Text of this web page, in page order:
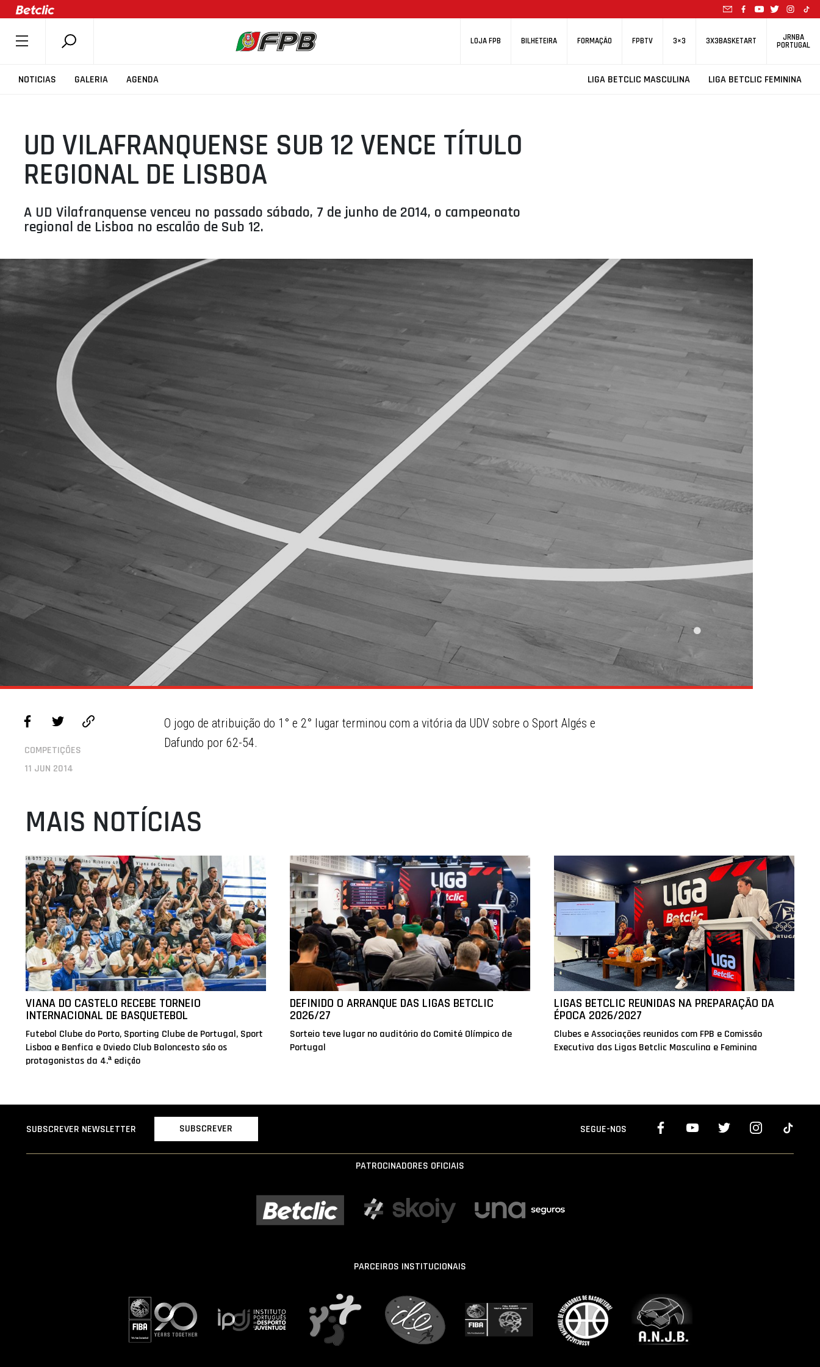
LOJA FPB BILHETEIRA FORMAÇÃO FPBTV 3×3 3X3BASKETART JRNBA
PORTUGAL
NOTICIAS GALERIA AGENDA LIGA BETCLIC MASCULINA LIGA BETCLIC FEMININA
SOBRE A FPB
COMPETIÇÕES
ASSOCIAÇÕES
CLUBES
AGENTES
AGENDA
MINIBASQUETE
ÁREA TÉCNICA
PROJETOS
UD VILAFRANQUENSE SUB 12 VENCE TÍTULO
REGIONAL DE LISBOA
A UD Vilafranquense venceu no passado sábado, 7 de junho de 2014, o campeonato
regional de Lisboa no escalão de Sub 12.
COMPETIÇÕES
11 JUN 2014
O jogo de atribuição do 1° e 2° lugar terminou com a vitória da UDV sobre o Sport Algés e
Dafundo por 62-54.
MAIS NOTÍCIAS
VIANA DO CASTELO RECEBE TORNEIO
INTERNACIONAL DE BASQUETEBOL
Futebol Clube do Porto, Sporting Clube de Portugal, Sport
Lisboa e Benfica e Oviedo Club Baloncesto são os
protagonistas da 4.ª edição
DEFINIDO O ARRANQUE DAS LIGAS BETCLIC
2026/27
Sorteio teve lugar no auditório do Comité Olímpico de
Portugal
LIGAS BETCLIC REUNIDAS NA PREPARAÇÃO DA
ÉPOCA 2026/2027
Clubes e Associações reunidos com FPB e Comissão
Executiva das Ligas Betclic Masculina e Feminina
SUBSCREVER NEWSLETTER SUBSCREVER SEGUE-NOS
PATROCINADORES OFICIAIS
PARCEIROS INSTITUCIONAIS